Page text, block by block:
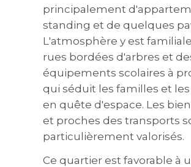
principalement
standing et de quelques
L'atmosphère y est
rues bordées d'arbres et
équipements scolaires à
qui séduit les familles et
en quête d'espace. Les
et proches des transports
particulièrement valorisés.
Ce quartier est favorable à